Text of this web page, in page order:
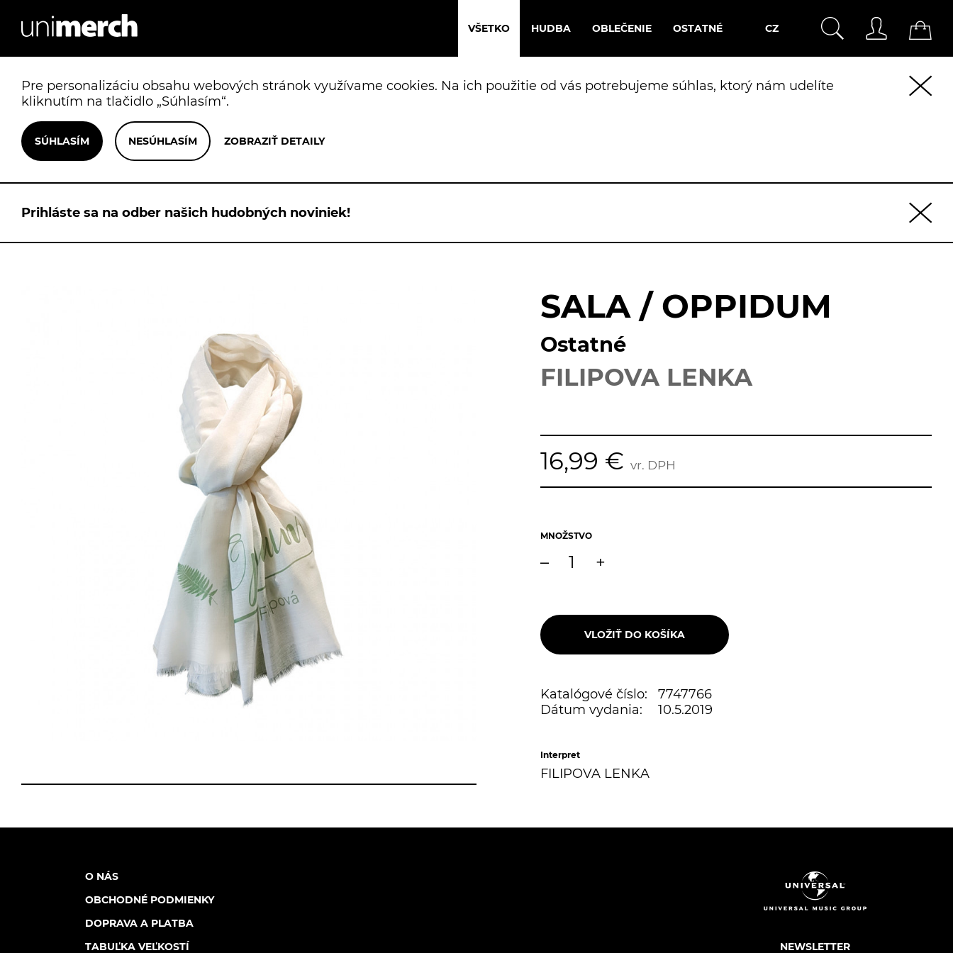
CZ
VŠETKO HUDBA OBLEČENIE OSTATNÉ
Pre personalizáciu obsahu webových stránok využívame cookies. Na ich použitie od vás potrebujeme súhlas, ktorý nám udelíte
kliknutím na tlačidlo „Súhlasím“.
Prihláste sa na odber našich hudobných noviniek!
SALA / OPPIDUM
Ostatné
FILIPOVA LENKA
16,99 € vr. DPH
MNOŽSTVO
– +
Katalógové číslo:
7747766
Dátum vydania:
10.5.2019
Interpret
FILIPOVA LENKA
NEWSLETTER
O NÁS
OBCHODNÉ PODMIENKY
DOPRAVA A PLATBA
TABUĽKA VEĽKOSTÍ